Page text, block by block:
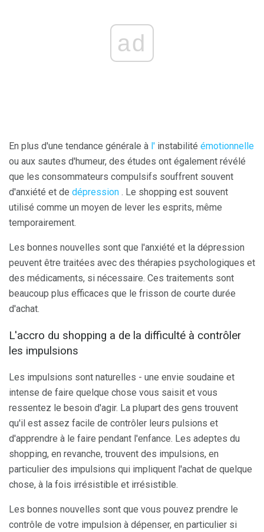
ad
En plus d'une tendance générale à l' instabilité émotionnelle
ou aux sautes d'humeur, des études ont également révélé
que les consommateurs compulsifs souffrent souvent
d'anxiété et de dépression . Le shopping est souvent
utilisé comme un moyen de lever les esprits, même
temporairement.
Les bonnes nouvelles sont que l'anxiété et la dépression
peuvent être traitées avec des thérapies psychologiques et
des médicaments, si nécessaire. Ces traitements sont
beaucoup plus efficaces que le frisson de courte durée
d'achat.
L'accro du shopping a de la difficulté à contrôler
les impulsions
Les impulsions sont naturelles - une envie soudaine et
intense de faire quelque chose vous saisit et vous
ressentez le besoin d'agir. La plupart des gens trouvent
qu'il est assez facile de contrôler leurs pulsions et
d'apprendre à le faire pendant l'enfance. Les adeptes du
shopping, en revanche, trouvent des impulsions, en
particulier des impulsions qui impliquent l'achat de quelque
chose, à la fois irrésistible et irrésistible.
Les bonnes nouvelles sont que vous pouvez prendre le
contrôle de votre impulsion à dépenser, en particulier si